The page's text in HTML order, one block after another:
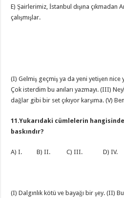
E) Şairlerimiz, İstanbul dışına çıkmadan
çalışmışlar.
(I) Gelmiş geçmiş ya da yeni yetişen nice
Çok isterdim bu anıları yazmayı. (III)
dağlar gibi bir set çıkıyor karşıma. (V)
11.Yukarıdaki cümlelerin
baskındır?
A) I. B) II. C) III. D) IV.
(I) Dalgınlık kötü ve bayağı bir şey. (II)